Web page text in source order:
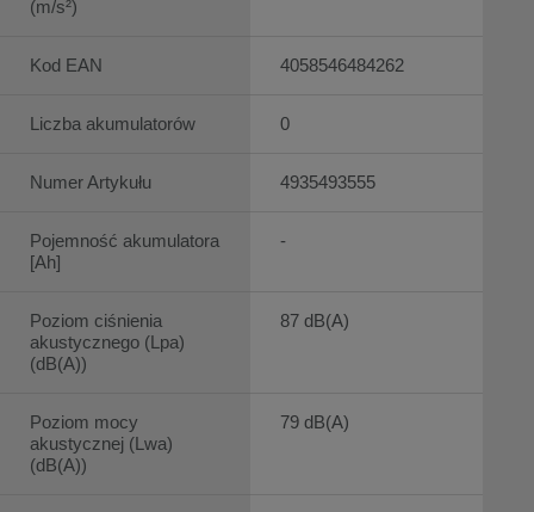
(m/s²)
Kod EAN
Liczba akumulatorów
Numer Artykułu
Pojemność akumulatora
[Ah]
Poziom ciśnienia
akustycznego (Lpa)
(dB(A))
Poziom mocy
akustycznej (Lwa)
(dB(A))
4058546484262
0
4935493555
-
87 dB(A)
79 dB(A)